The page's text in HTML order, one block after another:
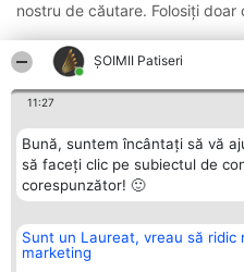
ȘOIMII Patiseri
11:27
Bună, suntem încântați să vă
să faceți clic pe subiectul de
corespunzător! 🙂
Sunt un Laureat, vreau să ridic
marketing
nostru de căutare. Folosiți doar
Organizator Ranking
BRIGHT SOLUTIONS BR SRL